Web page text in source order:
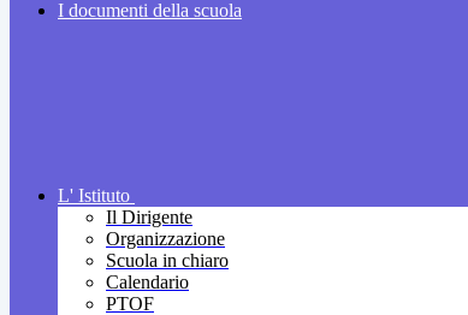
I documenti della scuola
L' Istituto
Il Dirigente
Organizzazione
Scuola in chiaro
Calendario
PTOF